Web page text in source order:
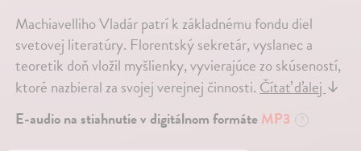
Machiavelliho Vladár patrí k základnému fondu diel
svetovej literatúry. Florentský sekretár, vyslanec a
teoretik doň vložil myšlienky, vyvierajúce zo skúseností,
ktoré nazbieral za svojej verejnej činnosti.Čítať ďalej↓
E-audio na stiahnutie v digitálnom formáteMP3 ?